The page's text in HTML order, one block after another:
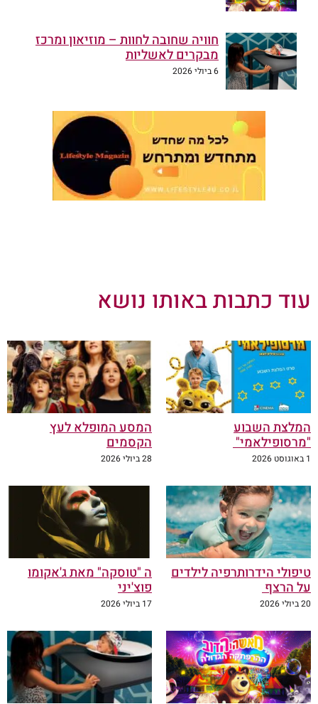
חוויה שחובה לחוות – מוזיאון ומרכז
מבקרים לאשליות
6 ביולי 2026
עוד כתבות באותו נושא
המלצת השבוע
"מרסופילאמי"
1 באוגוסט 2026
המסע המופלא לעץ
הקסמים
28 ביולי 2026
טיפולי הידרותרפיה לילדים
על הרצף
20 ביולי 2026
ה "טוסקה" מאת ג'אקומו
פוצ'יני
17 ביולי 2026